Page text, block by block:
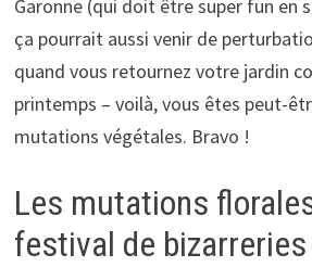
Garonne (qui doit être super fun en
ça pourrait aussi venir de
quand vous retournez votre jardin
printemps – voilà, vous êtes peut-
mutations végétales. Bravo !
Les mutations
festival de bizarreries